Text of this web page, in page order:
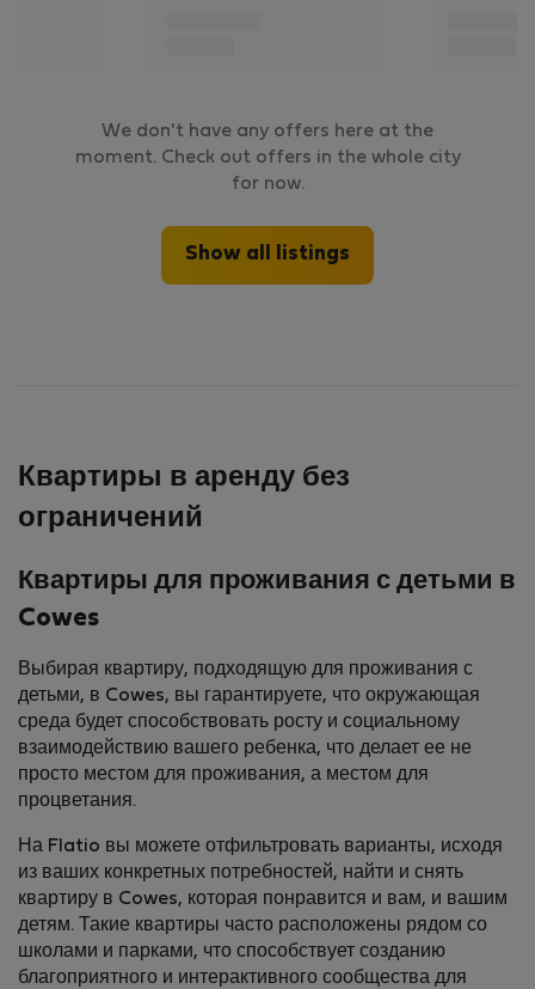
We don't have any offers here at the
moment. Check out offers in the whole city
for now.
Show all listings
Квартиры в аренду без
ограничений
Квартиры для проживания с детьми в
Cowes
Выбирая квартиру, подходящую для проживания с
детьми, в Cowes, вы гарантируете, что окружающая
среда будет способствовать росту и социальному
взаимодействию вашего ребенка, что делает ее не
просто местом для проживания, а местом для
процветания.
На Flatio вы можете отфильтровать варианты, исходя
из ваших конкретных потребностей, найти и снять
квартиру в Cowes, которая понравится и вам, и вашим
детям. Такие квартиры часто расположены рядом со
школами и парками, что способствует созданию
благоприятного и интерактивного сообщества для